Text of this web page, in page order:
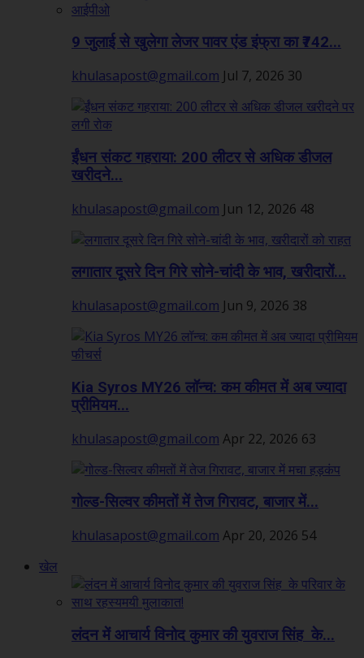
9 जुलाई से खुलेगा लेजर पावर एंड इंफ्रा का ₹742...
khulasapost@gmail.com Jul 7, 2026 30
ईंधन संकट गहराया: 200 लीटर से अधिक डीजल
खरीदने...
khulasapost@gmail.com Jun 12, 2026 48
लगातार दूसरे दिन गिरे सोने-चांदी के भाव, खरीदारों...
khulasapost@gmail.com Jun 9, 2026 38
Kia Syros MY26 लॉन्च: कम कीमत में अब ज्यादा
प्रीमियम...
khulasapost@gmail.com Apr 22, 2026 63
गोल्ड-सिल्वर कीमतों में तेज गिरावट, बाजार में...
khulasapost@gmail.com Apr 20, 2026 54
खेल
लंदन में आचार्य विनोद कुमार की युवराज सिंह के...